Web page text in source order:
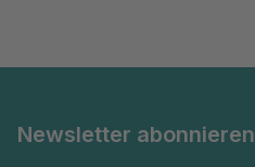
Newsletter abonnieren